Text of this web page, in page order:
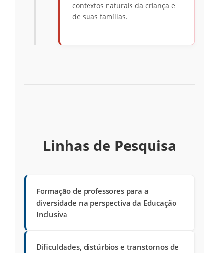
contextos naturais da criança e
de suas famílias.
Linhas de Pesquisa
Formação de professores para a
diversidade na perspectiva da Educação
Inclusiva
Dificuldades, distúrbios e transtornos de